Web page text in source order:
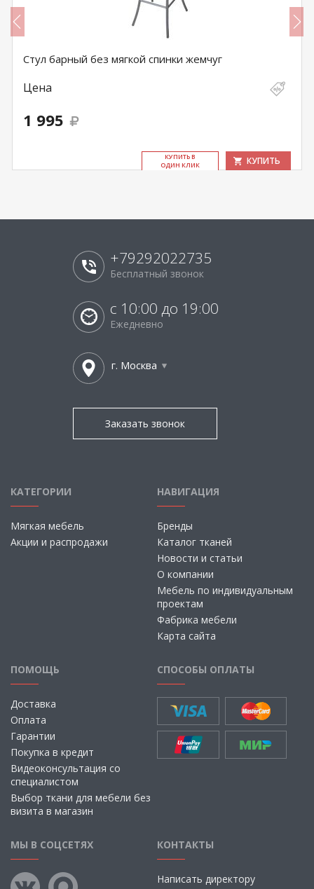
Стул барный без мягкой спинки жемчуг
Цена
1 995
КУ­ПИТЬ В
ОДИН КЛИК
КУПИТЬ
+79292022735
Бесплатный звонок
с 10:00 до 19:00
Ежедневно
г. Москва
Заказать звонок
КАТЕГОРИИ
Мягкая мебель
Акции и распродажи
НАВИГАЦИЯ
Бренды
Каталог тканей
Новости и статьи
О компании
Мебель по индивидуальным
проектам
Фабрика мебели
Карта сайта
ПОМОЩЬ
Доставка
Оплата
Гарантии
Покупка в кредит
Видеоконсультация со
специалистом
Выбор ткани для мебели без
визита в магазин
СПОСОБЫ ОПЛАТЫ
МЫ В СОЦСЕТЯХ КОНТАКТЫ
Написать директору